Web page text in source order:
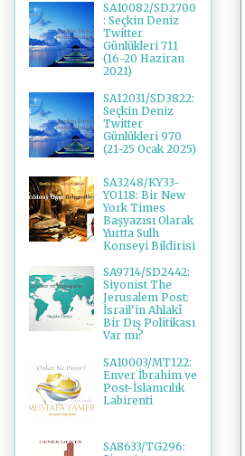
SA10082/SD2700
: Seçkin Deniz
Twitter
Günlükleri 711
(16-20 Haziran
2021)
SA12031/SD3822:
Seçkin Deniz
Twitter
Günlükleri 970
(21-25 Ocak 2025)
SA3248/KY33-
YO118: Bir New
York Times
Başyazısı Olarak
Yurtta Sulh
Konseyi Bildirisi
SA9714/SD2442:
Siyonist The
Jerusalem Post:
İsrail'in Ahlakî
Bir Dış Politikası
Var mı?
SA10003/MT122:
Enver İbrahim ve
Post-İslamcılık
Labirenti
SA8633/TG296: